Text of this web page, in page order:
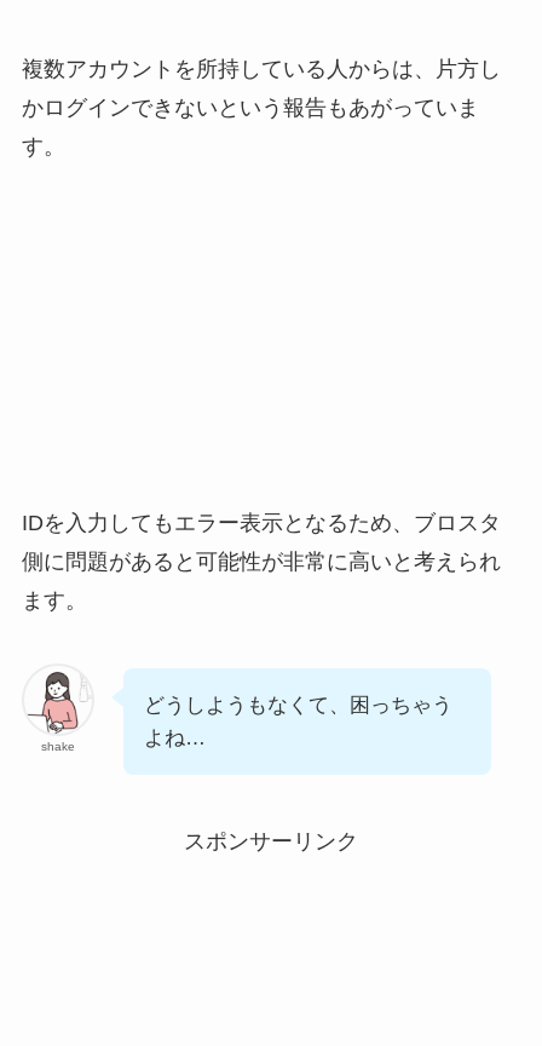
複数アカウントを所持している人からは、片方し
かログインできないという報告もあがっていま
す。
IDを入力してもエラー表示となるため、ブロスタ
側に問題があると可能性が非常に高いと考えられ
ます。
shake
どうしようもなくて、困っちゃう
よね…
スポンサーリンク